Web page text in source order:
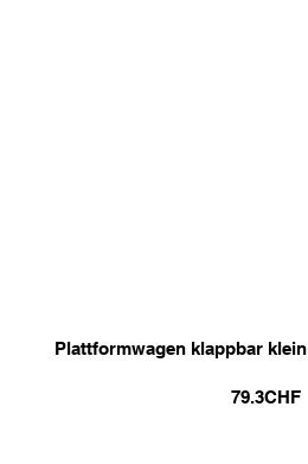
Plattformwagen klappbar klein
79.3CHF